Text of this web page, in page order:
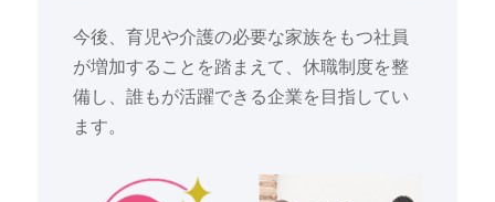
今後、育児や介護の必要な家族をもつ社員
が増加することを踏まえて、休職制度を整
備し、誰もが活躍できる企業を目指してい
ます。